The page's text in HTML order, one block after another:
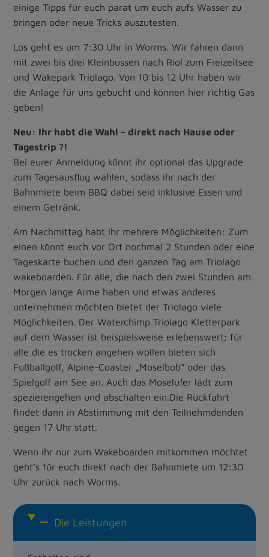
einige Tipps für euch parat um euch aufs Wasser zu
bringen oder neue Tricks auszutesten.
Los geht es um 7:30 Uhr in Worms. Wir fahren dann
mit zwei bis drei Kleinbussen nach Riol zum Freizeitsee
und Wakepark Triolago. Von 10 bis 12 Uhr haben wir
die Anlage für uns gebucht und können hier richtig Gas
geben!
Neu: Ihr habt die Wahl – direkt nach Hause oder
Tagestrip ?!
Bei eurer Anmeldung könnt ihr optional das Upgrade
zum Tagesausflug wählen, sodass ihr nach der
Bahnmiete beim BBQ dabei seid inklusive Essen und
einem Getränk.
Am Nachmittag habt ihr mehrere Möglichkeiten: Zum
einen könnt euch vor Ort nochmal 2 Stunden oder eine
Tageskarte buchen und den ganzen Tag am Triolago
wakeboarden. Für alle, die nach den zwei Stunden am
Morgen lange Arme haben und etwas anderes
unternehmen möchten bietet der Triolago viele
Möglichkeiten. Der Waterchimp Triolago Kletterpark
auf dem Wasser ist beispielsweise erlebenswert; für
alle die es trocken angehen wollen bieten sich
Fußballgolf, Alpine-Coaster „Moselbob“ oder das
Spielgolf am See an. Auch das Moselufer lädt zum
spezierengehen und abschalten ein.Die Rückfahrt
findet dann in Abstimmung mit den Teilnehmdenden
gegen 17 Uhr statt.
Wenn ihr nur zum Wakeboarden mitkommen möchtet
geht’s für euch direkt nach der Bahnmiete um 12:30
Uhr zurück nach Worms.
Die Leistungen